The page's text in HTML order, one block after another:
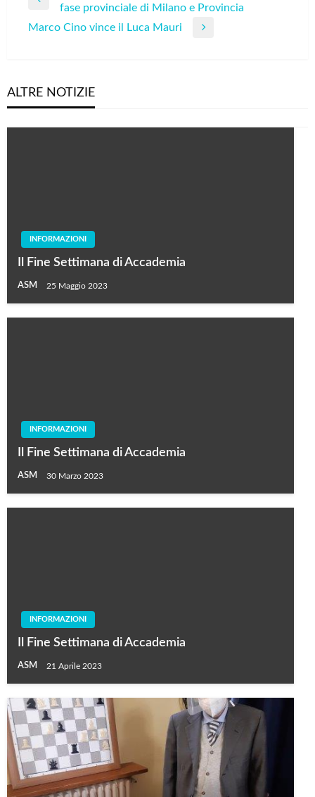
articoli
Previous
Post
fase provinciale di Milano e Provincia
Next
Marco Cino vince il Luca Mauri
ALTRE NOTIZIE
INFORMAZIONI
Il Fine Settimana di Accademia
ASM 25 Maggio 2023
INFORMAZIONI
Il Fine Settimana di Accademia
ASM 30 Marzo 2023
INFORMAZIONI
Il Fine Settimana di Accademia
ASM 21 Aprile 2023